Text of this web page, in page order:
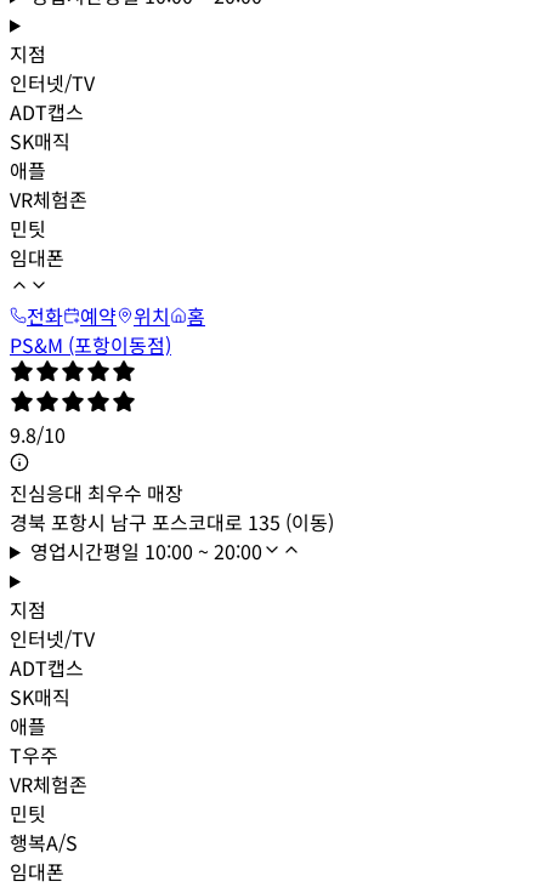
지점
인터넷/TV
ADT캡스
SK매직
애플
VR체험존
민팃
임대폰
전화
예약 위치
홈
PS&M (포항이동점)
9.8/10
진심응대 최우수 매장
경북 포항시 남구 포스코대로 135 (이동)
영업시간평일 10:00 ~ 20:00
지점
인터넷/TV
ADT캡스
SK매직
애플
T우주
VR체험존
민팃
행복A/S
임대폰